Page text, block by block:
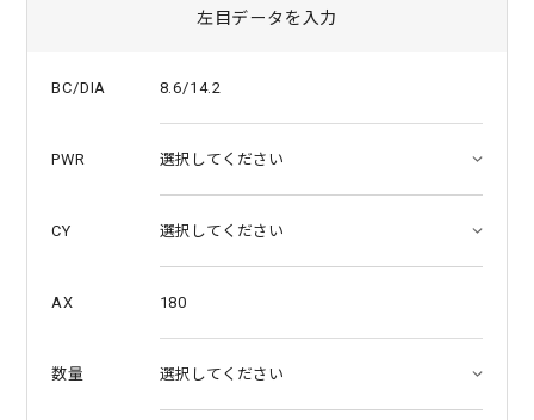
左目データを入力
BC/DIA 8.6/14.2
PWR
CY
AX 180
数量